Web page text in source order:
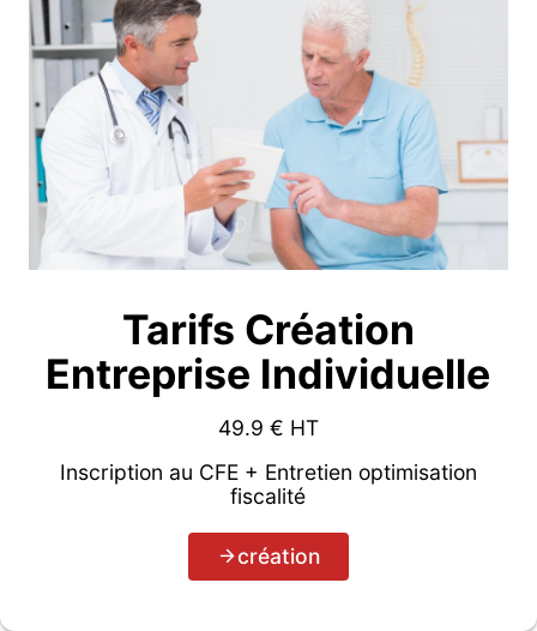
Tarifs Création
Entreprise Individuelle
49.9 € HT
Inscription au CFE + Entretien optimisation
fiscalité
création